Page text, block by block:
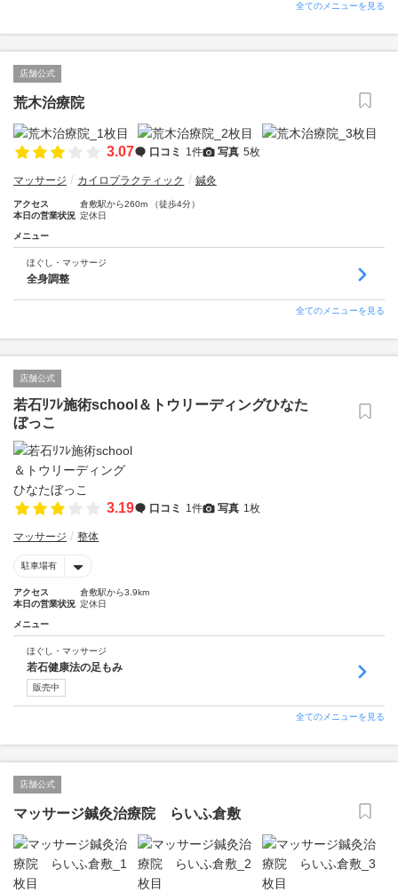
全てのメニューを見る
店舗公式
荒木治療院
3.07 口コミ 1件 写真 5枚
マッサージ カイロプラクティック 鍼灸
アクセス
倉敷駅から260m （徒歩4分）
本日の営業状況 定休日
メニュー
ほぐし・マッサージ
全身調整
全てのメニューを見る
店舗公式
若石ﾘﾌﾚ施術school＆トウリーディングひなた
ぼっこ
3.19 口コミ 1件 写真 1枚
マッサージ 整体
駐車場有
アクセス
倉敷駅から3.9km
本日の営業状況 定休日
メニュー
ほぐし・マッサージ
若石健康法の足もみ
販売中
全てのメニューを見る
店舗公式
マッサージ鍼灸治療院 らいふ倉敷